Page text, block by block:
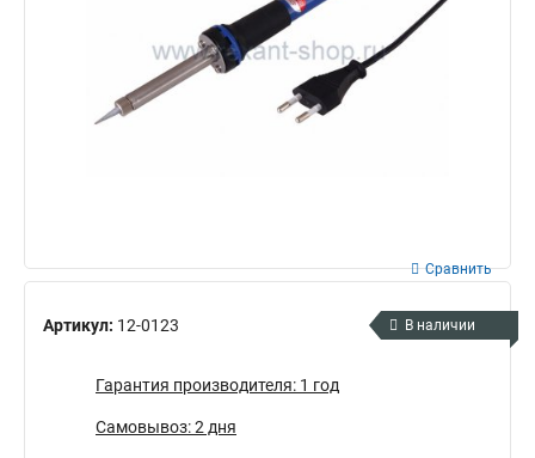
Артикул: 12-0123
Сравнить
В наличии
Гарантия производителя: 1 год
Самовывоз: 2 дня